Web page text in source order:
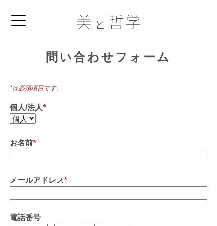
問い合わせフォーム
*は必須項目です。
個人/法人*
お名前*
メールアドレス*
電話番号